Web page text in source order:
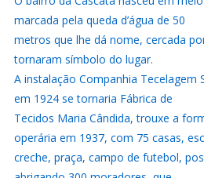
marcada pela queda d’água de 50
metros que lhe dá nome, cercada
tornaram símbolo do lugar.
A instalação Companhia Tecelagem
em 1924 se tornaria Fábrica de
Tecidos Maria Cândida, trouxe a
operária em 1937, com 75 casas,
creche, praça, campo de futebol,